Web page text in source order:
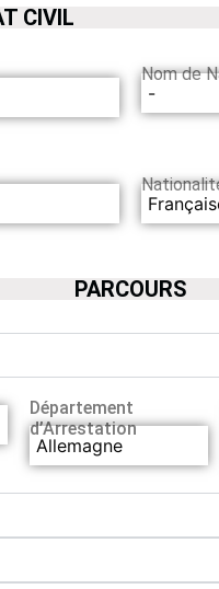
CIVIL
Nom de
-
PARCOURS
Département
d’Arrestation
Allemagne